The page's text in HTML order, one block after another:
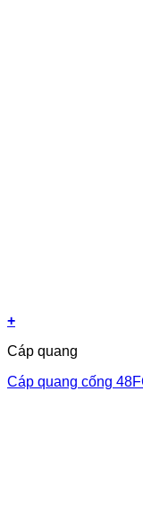
+
Cáp quang
Cáp quang cống